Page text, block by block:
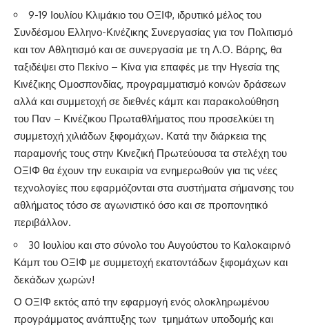
9-19 Ιουλίου Κλιμάκιο του ΟΞΙΦ, ιδρυτικό μέλος του
Συνδέσμου Ελληνο-Κινέζικης Συνεργασίας για τον Πολιτισμό
και τον Αθλητισμό και σε συνεργασία με τη Λ.Ο. Βάρης, θα
ταξιδέψει στο Πεκίνο – Κίνα για επαφές με την Ηγεσία της
Κινέζικης Ομοσπονδίας, προγραμματισμό κοινών δράσεων
αλλά και συμμετοχή σε διεθνές κάμπ και παρακολούθηση
του Παν – Κινέζικου Πρωταθλήματος που προσελκύει τη
συμμετοχή χιλιάδων ξιφομάχων. Κατά την διάρκεια της
παραμονής τους στην Κινεζική Πρωτεύουσα τα στελέχη του
ΟΞΙΦ θα έχουν την ευκαιρία να ενημερωθούν για τις νέες
τεχνολογίες που εφαρμόζονται στα συστήματα σήμανσης του
αθλήματος τόσο σε αγωνιστικό όσο και σε προπονητικό
περιβάλλον.
30 Ιουλίου και στο σύνολο του Αυγούστου το Καλοκαιρινό
Κάμπ του ΟΞΙΦ με συμμετοχή εκατοντάδων ξιφομάχων και
δεκάδων χωρών!
Ο ΟΞΙΦ εκτός από την εφαρμογή ενός ολοκληρωμένου
προγράμματος ανάπτυξης των τμημάτων υποδομής και